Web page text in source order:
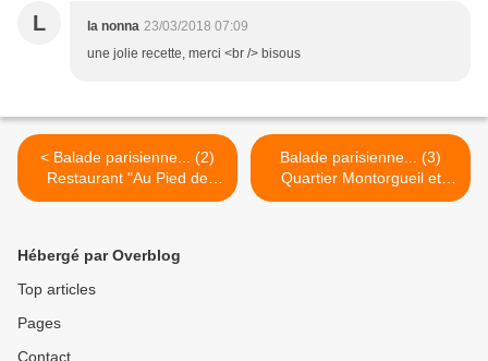
L la nonna 23/03/2018 07:09
une jolie recette, merci <br /> bisous
< Balade parisienne... (2)
Restaurant "Au Pied de
Cochon"
Balade parisienne... (3)
Quartier Montorgueil et
Passage du Grand Cerf >
Hébergé par Overblog
Top articles
Pages
Contact